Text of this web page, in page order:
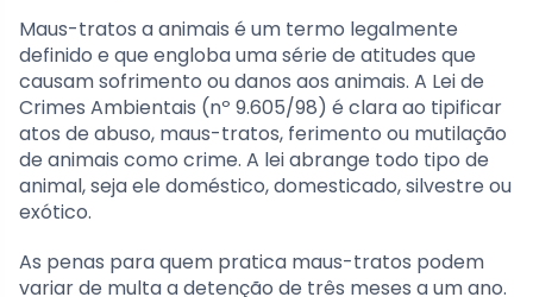
Maus-tratos a animais é um termo legalmente
definido e que engloba uma série de atitudes que
causam sofrimento ou danos aos animais. A Lei de
Crimes Ambientais (nº 9.605/98) é clara ao tipificar
atos de abuso, maus-tratos, ferimento ou mutilação
de animais como crime. A lei abrange todo tipo de
animal, seja ele doméstico, domesticado, silvestre ou
exótico.
As penas para quem pratica maus-tratos podem
variar de multa a detenção de três meses a um ano.